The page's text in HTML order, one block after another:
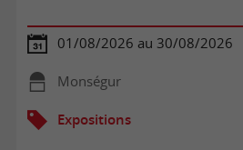
01/08/2026 au 30/08/2026
Monségur
Expositions